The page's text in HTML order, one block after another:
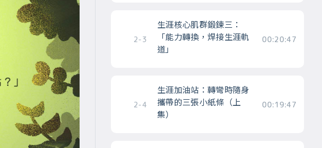
2-3
生涯核心肌群鍛鍊三：
「能力轉換，焊接生涯軌
道」
00:20:47
2-4
生涯加油站：轉彎時隨身
攜帶的三張小紙條（上
集）
00:19:47